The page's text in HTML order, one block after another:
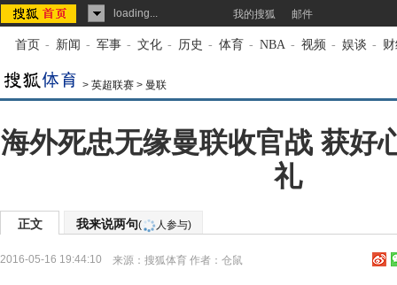
loading... 我的搜狐 邮件
首页 - 新闻 - 军事 - 文化 - 历史 - 体育 - NBA - 视频 - 娱谈 -
> 英超联赛 > 曼联
海外死忠无缘曼联收官战 获好
礼
正文 我来说两句( 人参与)
2016-05-16 19:44:10 来源： 搜狐体育 作者：仓鼠